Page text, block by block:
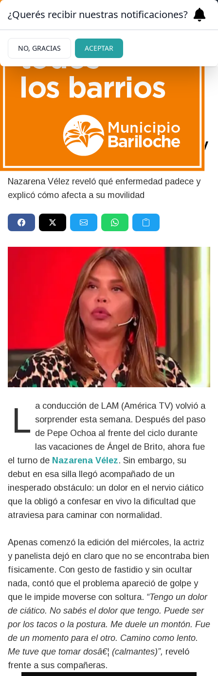
Cuál es el problema de salud
que padece Nazarena Vélez y
que no le permite caminar
Nazarena Vélez reveló qué enfermedad padece y
explicó cómo afecta a su movilidad
La conducción de LAM (América TV) volvió a sorprender esta semana. Después del paso
de Pepe Ochoa al frente del ciclo durante
las vacaciones de Ángel de Brito, ahora fue
el turno de Nazarena Vélez. Sin embargo, su
debut en esa silla llegó acompañado de un
inesperado obstáculo: un dolor en el nervio ciático
que la obligó a confesar en vivo la dificultad que
atraviesa para caminar con normalidad.
Apenas comenzó la edición del miércoles, la actriz
y panelista dejó en claro que no se encontraba bien
físicamente. Con gesto de fastidio y sin ocultar
nada, contó que el problema apareció de golpe y
que le impide moverse con soltura. “Tengo un dolor
de ciático. No sabés el dolor que tengo. Puede ser
por los tacos o la postura. Me duele un montón. Fue
de un momento para el otro. Camino como lento.
Me tuve que tomar dosâ€¦ (calmantes)”, reveló
frente a sus compañeras.
¿Querés recibir nuestras notificaciones?
NO, GRACIAS ACEPTAR